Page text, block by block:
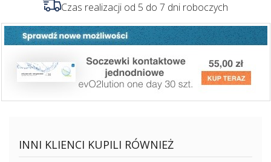
Czas realizacji od 5 do 7 dni roboczych
INNI KLIENCI KUPILI RÓWNIEŻ